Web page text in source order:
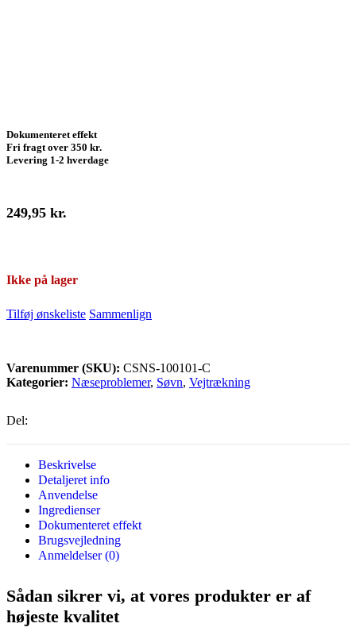
Dokumenteret effekt
Fri fragt over 350 kr.
Levering 1-2 hverdage
249,95 kr.
Ikke på lager
Tilføj ønskeliste Sammenlign
Varenummer (SKU): CSNS-100101-C
Kategorier: Næseproblemer, Søvn, Vejtrækning
Del:
Beskrivelse
Detaljeret info
Anvendelse
Ingredienser
Dokumenteret effekt
Brugsvejledning
Anmeldelser (0)
Sådan sikrer vi, at vores produkter er af
højeste kvalitet